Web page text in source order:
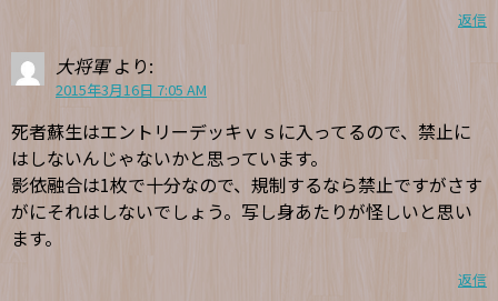
返信
大将軍 より:
2015年3月16日 7:05 AM
死者蘇生はエントリーデッキｖｓに入ってるので、禁止に
はしないんじゃないかと思っています。
影依融合は1枚で十分なので、規制するなら禁止ですがさす
がにそれはしないでしょう。写し身あたりが怪しいと思い
ます。
返信